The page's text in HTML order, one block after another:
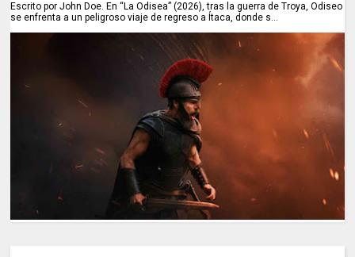
Escrito por John Doe. En “La Odisea” (2026), tras la guerra de Troya, Odiseo
se enfrenta a un peligroso viaje de regreso a Ítaca, donde s...